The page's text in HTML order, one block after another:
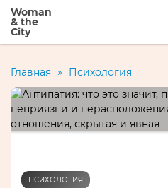
Woman
& the
City
Главная » Психология
ПСИХОЛОГИЯ